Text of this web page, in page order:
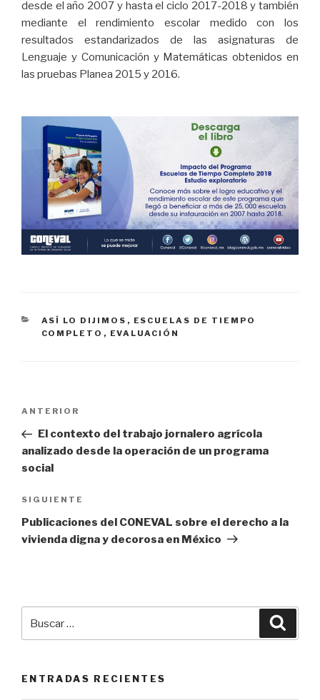
desde el año 2007 y hasta el ciclo 2017-2018 y también
mediante el rendimiento escolar medido con los
resultados estandarizados de las asignaturas de
Lenguaje y Comunicación y Matemáticas obtenidos en
las pruebas Planea 2015 y 2016.
CATEGORÍAS
ASÍ LO DIJIMOS , ESCUELAS DE TIEMPO
COMPLETO , EVALUACIÓN
Navegación
entradas
Entrada
anterior:
ANTERIOR
El contexto del trabajo jornalero agrícola
analizado desde la operación de un programa
social
Siguiente
entrada
SIGUIENTE
Publicaciones del CONEVAL sobre el derecho a la
vivienda digna y decorosa en México
ENTRADAS RECIENTES